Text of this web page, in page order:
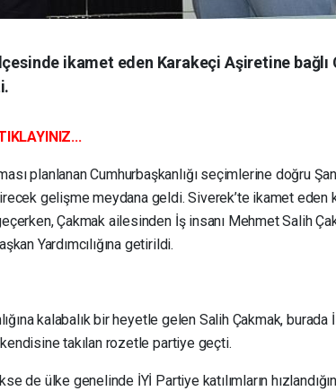
ikamet eden Karakeçi Aşiretine
planlanan Cumhurbaşkanlığı seçimlerine doğru
gelişme meydana geldi. Siverek’te ikamet eden
Çakmak ailesinden İş insanı Mehmet Salih
Yardımcılığına getirildi.
kalabalık bir heyetle gelen Salih Çakmak, burada
kendisine takılan rozetle partiye geçti.
de ülke genelinde İYİ Partiye katılımların